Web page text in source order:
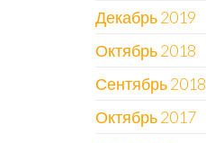
Декабрь 2019
Октябрь 2018
Сентябрь 2018
Октябрь 2017